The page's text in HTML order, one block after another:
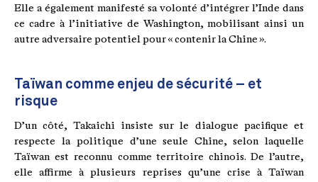
Elle a également manifesté sa volonté d’intégrer l’Inde dans
ce cadre à l’initiative de Washington, mobilisant ainsi un
autre adversaire potentiel pour « contenir la Chine ».
Taïwan comme enjeu de sécurité – et
risque
D’un côté, Takaichi insiste sur le dialogue pacifique et
respecte la politique d’une seule Chine, selon laquelle
Taïwan est reconnu comme territoire chinois. De l’autre,
elle affirme à plusieurs reprises qu’une crise à Taïwan